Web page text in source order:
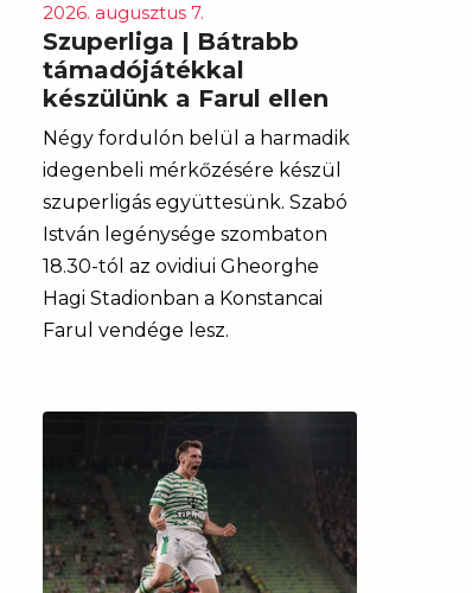
2026. augusztus 7.
Szuperliga | Bátrabb
támadójátékkal
készülünk a Farul ellen
Négy fordulón belül a harmadik
idegenbeli mérkőzésére készül
szuperligás együttesünk. Szabó
István legénysége szombaton
18.30-tól az ovidiui Gheorghe
Hagi Stadionban a Konstancai
Farul vendége lesz.